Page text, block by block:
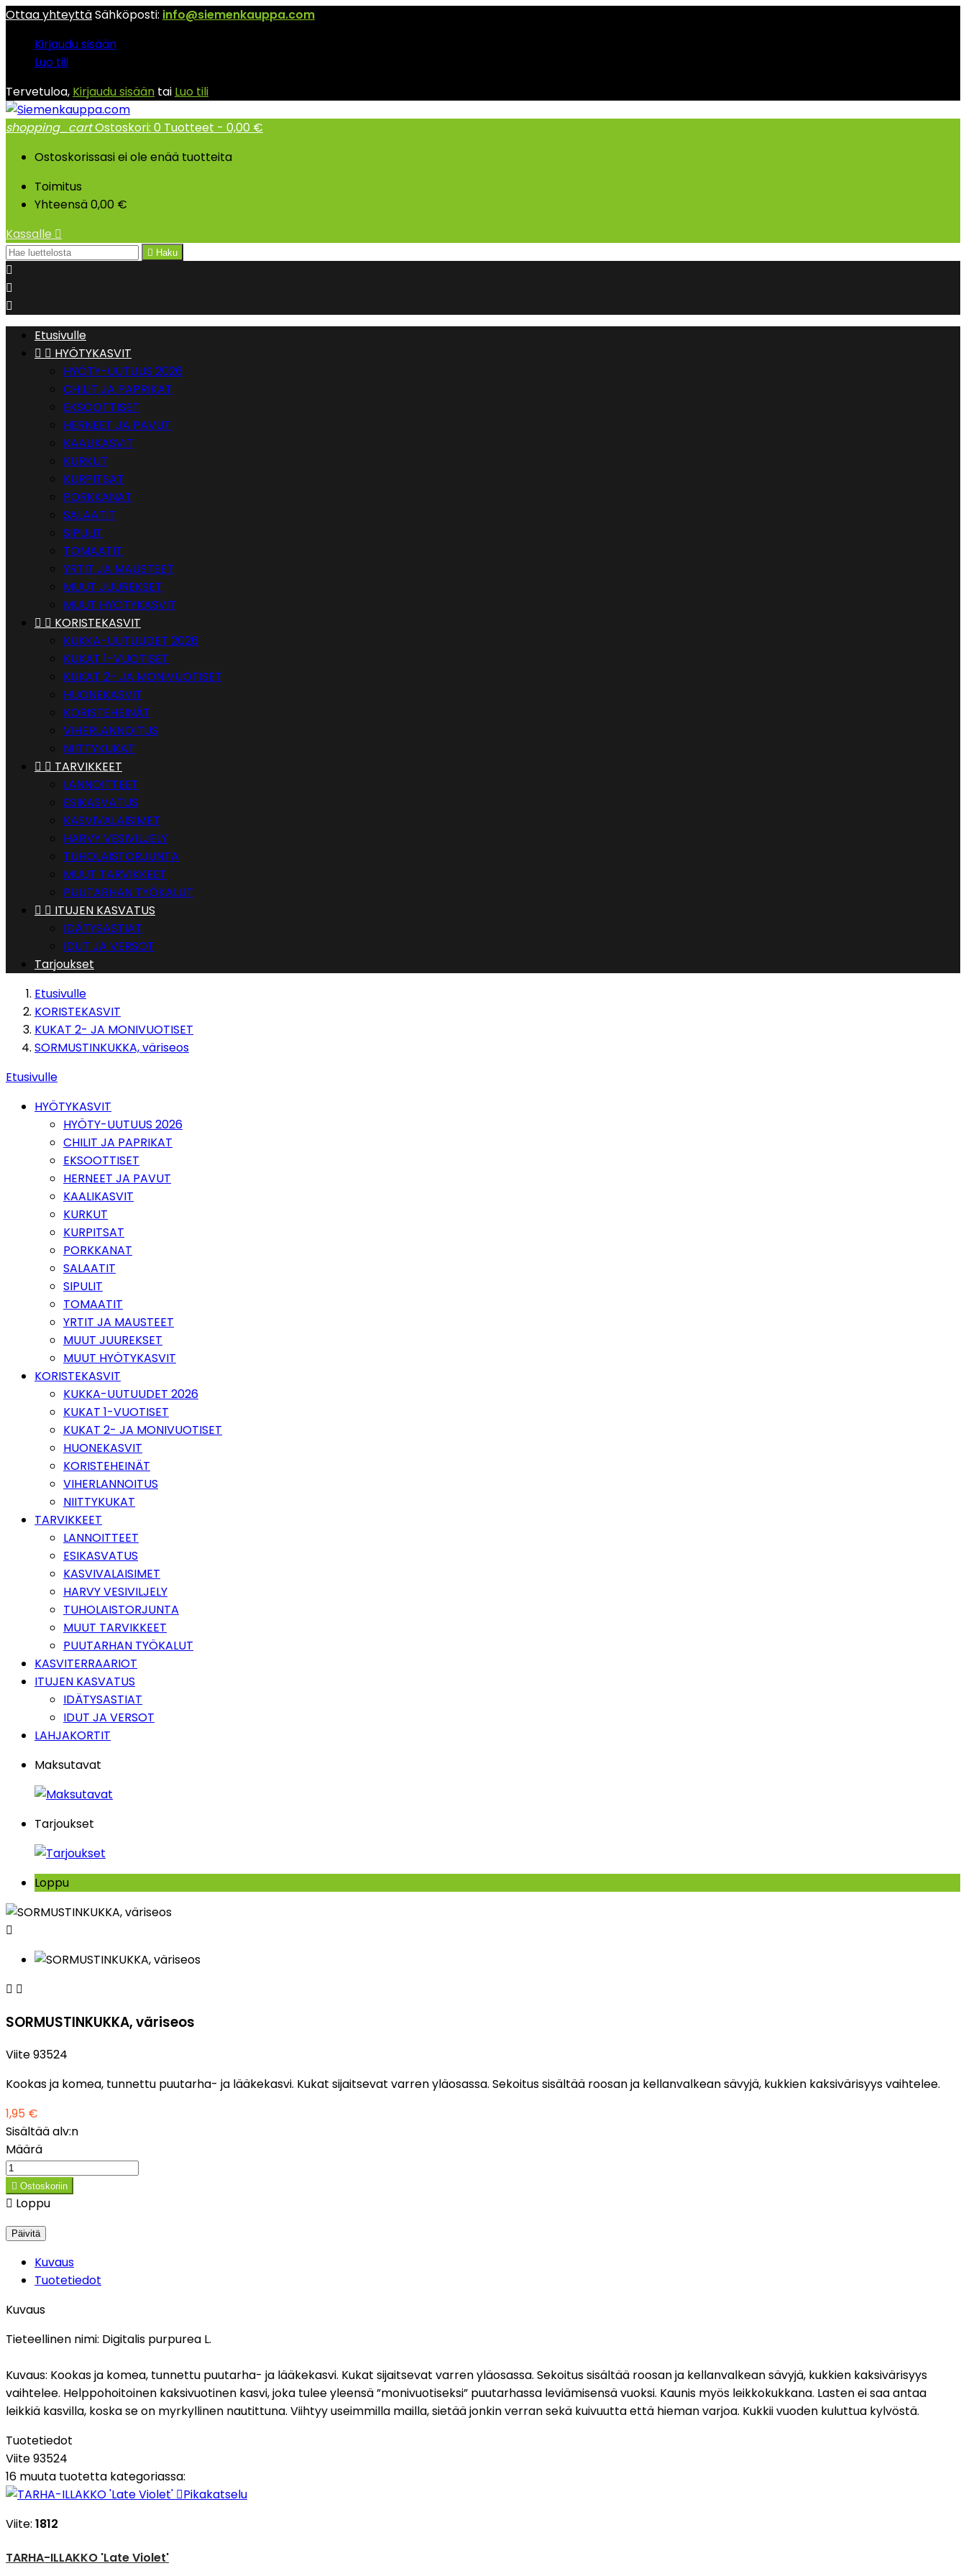
Ottaa yhteyttäSähköposti: info@siemenkauppa.com
Kirjaudu sisään
Luo tili
Tervetuloa, Kirjaudu sisään tai Luo tili
shopping_cartOstoskori: 0 Tuotteet - 0,00 €
Ostoskorissasi ei ole enää tuotteita
Toimitus
Yhteensä0,00 €
Kassalle 
 Haku



Etusivulle
  HYÖTYKASVIT
HYÖTY-UUTUUS 2026
CHILIT JA PAPRIKAT
EKSOOTTISET
HERNEET JA PAVUT
KAALIKASVIT
KURKUT
KURPITSAT
PORKKANAT
SALAATIT
SIPULIT
TOMAATIT
YRTIT JA MAUSTEET
MUUT JUUREKSET
MUUT HYÖTYKASVIT
  KORISTEKASVIT
KUKKA-UUTUUDET 2026
KUKAT 1-VUOTISET
KUKAT 2- JA MONIVUOTISET
HUONEKASVIT
KORISTEHEINÄT
VIHERLANNOITUS
NIITTYKUKAT
  TARVIKKEET
LANNOITTEET
ESIKASVATUS
KASVIVALAISIMET
HARVY VESIVILJELY
TUHOLAISTORJUNTA
MUUT TARVIKKEET
PUUTARHAN TYÖKALUT
  ITUJEN KASVATUS
IDÄTYSASTIAT
IDUT JA VERSOT
Tarjoukset
Etusivulle
KORISTEKASVIT
KUKAT 2- JA MONIVUOTISET
SORMUSTINKUKKA, väriseos
Etusivulle
HYÖTYKASVIT
HYÖTY-UUTUUS 2026
CHILIT JA PAPRIKAT
EKSOOTTISET
HERNEET JA PAVUT
KAALIKASVIT
KURKUT
KURPITSAT
PORKKANAT
SALAATIT
SIPULIT
TOMAATIT
YRTIT JA MAUSTEET
MUUT JUUREKSET
MUUT HYÖTYKASVIT
KORISTEKASVIT
KUKKA-UUTUUDET 2026
KUKAT 1-VUOTISET
KUKAT 2- JA MONIVUOTISET
HUONEKASVIT
KORISTEHEINÄT
VIHERLANNOITUS
NIITTYKUKAT
TARVIKKEET
LANNOITTEET
ESIKASVATUS
KASVIVALAISIMET
HARVY VESIVILJELY
TUHOLAISTORJUNTA
MUUT TARVIKKEET
PUUTARHAN TYÖKALUT
KASVITERRAARIOT
ITUJEN KASVATUS
IDÄTYSASTIAT
IDUT JA VERSOT
LAHJAKORTIT
Maksutavat
Tarjoukset
Loppu

 
SORMUSTINKUKKA, väriseos
Viite93524
Kookas ja komea, tunnettu puutarha- ja lääkekasvi. Kukat sijaitsevat varren yläosassa. Sekoitus sisältää roosan ja kellanvalkean sävyjä, kukkien kaksivärisyys vaihtelee.
1,95 €
Sisältää alv:n
Määrä
 Ostoskoriin
 Loppu
Kuvaus
Tuotetiedot
Kuvaus
Tieteellinen nimi: Digitalis purpurea L.
Kuvaus: Kookas ja komea, tunnettu puutarha- ja lääkekasvi. Kukat sijaitsevat varren yläosassa. Sekoitus sisältää roosan ja kellanvalkean sävyjä, kukkien kaksivärisyys
vaihtelee. Helppohoitoinen kaksivuotinen kasvi, joka tulee yleensä ”monivuotiseksi” puutarhassa leviämisensä vuoksi. Kaunis myös leikkokukkana. Lasten ei saa antaa
leikkiä kasvilla, koska se on myrkyllinen nautittuna. Viihtyy useimmilla mailla, sietää jonkin verran sekä kuivuutta että hieman varjoa. Kukkii vuoden kuluttua kylvöstä.
Tuotetiedot
Viite93524
16 muuta tuotetta kategoriassa:
Pikakatselu
Viite: 1812
TARHA-ILLAKKO 'Late Violet'